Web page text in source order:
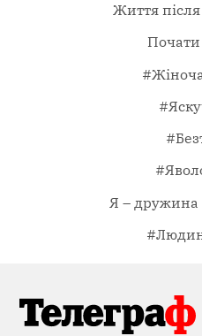
Життя
Почати
Я – дружина